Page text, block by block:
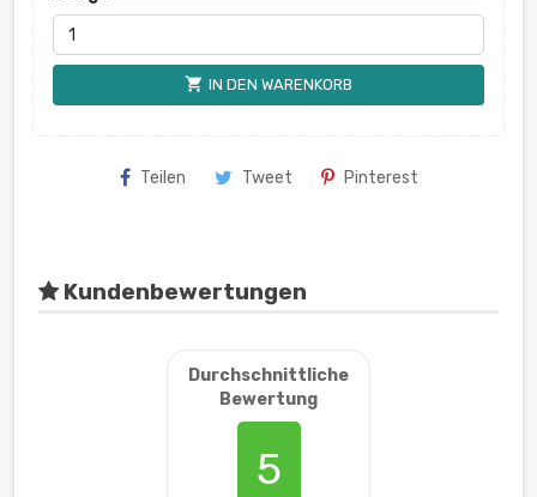
shopping_cart IN DEN WARENKORB
Teilen Tweet Pinterest
Kundenbewertungen
Durchschnittliche
Bewertung
5